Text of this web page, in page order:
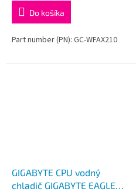
Do košíka
Part number (PN): GC-WFAX210
GIGABYTE CPU vodný
chladič GIGABYTE EAGLE